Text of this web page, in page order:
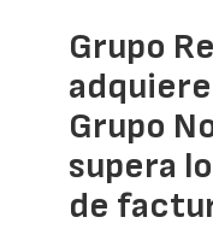
Grupo
Grupo
supera
de